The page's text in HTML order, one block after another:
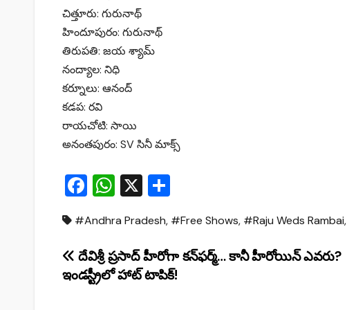
చిత్తూరు: గురునాథ్
హిందూపురం: గురునాథ్
తిరుపతి: జయ శ్యామ్
నంద్యాల: నిధి
కర్నూలు: ఆనంద్
కడప: రవి
రాయచోటి: సాయి
అనంతపురం: SV సినీ మాక్స్
F
c
e
b
W
at
s
A
X
ar
e
#Andhra Pradesh, #Free Shows, #Raju Weds Rambai,
Post
navigation
దేవిశ్రీ ప్రసాద్ హీరోగా కన్‌ఫర్మ్… కానీ హీరోయిన్ ఎవరు?
ఇండస్ట్రీలో హాట్ టాపిక్!